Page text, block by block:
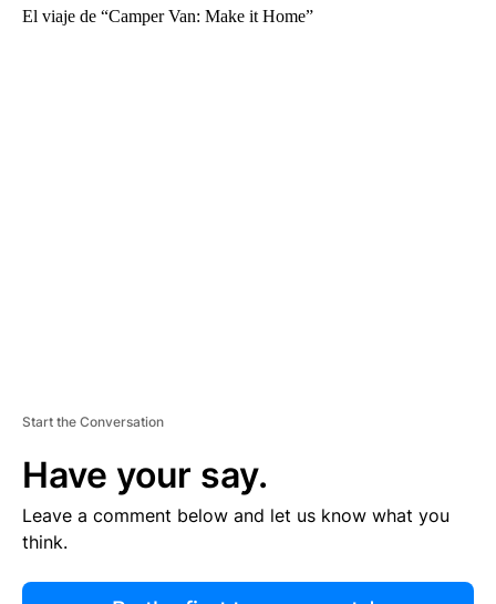
El viaje de “Camper Van: Make it Home”
Start the Conversation
Have your say.
Leave a comment below and let us know what you
think.